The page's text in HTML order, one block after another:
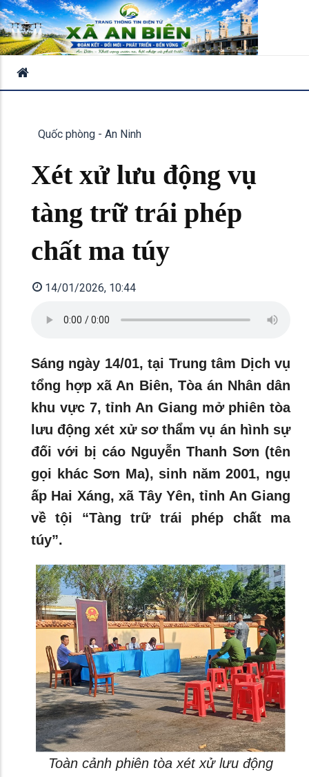
Quốc phòng - An Ninh
Xét xử lưu động vụ
tàng trữ trái phép
chất ma túy
14/01/2026, 10:44
Sáng ngày 14/01, tại Trung tâm Dịch vụ
tổng hợp xã An Biên, Tòa án Nhân dân
khu vực 7, tỉnh An Giang mở phiên tòa
lưu động xét xử sơ thẩm vụ án hình sự
đối với bị cáo Nguyễn Thanh Sơn (tên
gọi khác Sơn Ma), sinh năm 2001, ngụ
ấp Hai Xáng, xã Tây Yên, tỉnh An Giang
về tội “Tàng trữ trái phép chất ma
túy”.
Toàn cảnh phiên tòa xét xử lưu động